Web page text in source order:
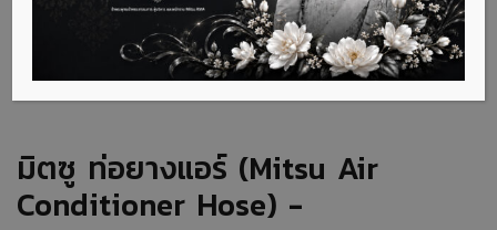
Shop อะไหล่>
ท่อดูดอากาศ (car air intake hose)
> มิตซู ท่อยางแอร์ (Mitsu Air Conditioner Hose) –
มิตซู ท่อยางแอร์ (Mitsu Air
Conditioner Hose) -